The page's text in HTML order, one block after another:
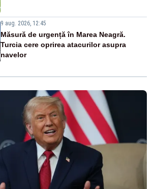
9 aug. 2026, 12:45
Măsură de urgență în Marea Neagră.
Turcia cere oprirea atacurilor asupra
navelor